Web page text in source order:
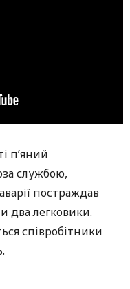
п’яний
службою,
постраждав
два легковики.
співробітники